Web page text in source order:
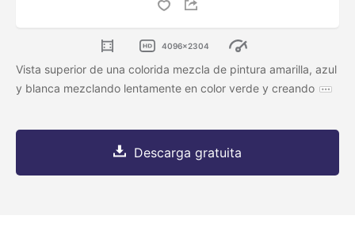
4096x2304
Vista superior de una colorida mezcla de pintura amarilla, azul
y blanca mezclando lentamente en color verde y creando
Descarga gratuita